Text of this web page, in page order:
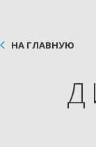
НА ГЛАВНУЮ